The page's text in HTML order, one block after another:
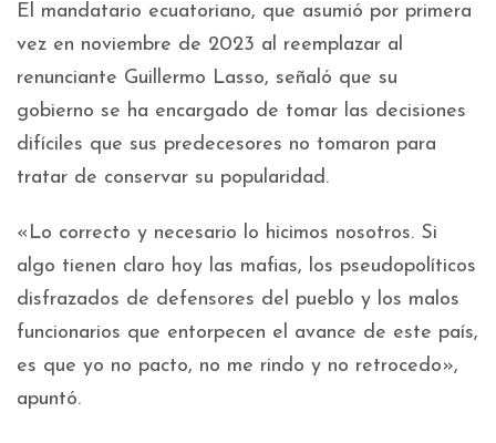
El mandatario ecuatoriano, que asumió por primera
vez en noviembre de 2023 al reemplazar al
renunciante Guillermo Lasso, señaló que su
gobierno se ha encargado de tomar las decisiones
difíciles que sus predecesores no tomaron para
tratar de conservar su popularidad.
«Lo correcto y necesario lo hicimos nosotros. Si
algo tienen claro hoy las mafias, los pseudopolíticos
disfrazados de defensores del pueblo y los malos
funcionarios que entorpecen el avance de este país,
es que yo no pacto, no me rindo y no retrocedo»,
apuntó.